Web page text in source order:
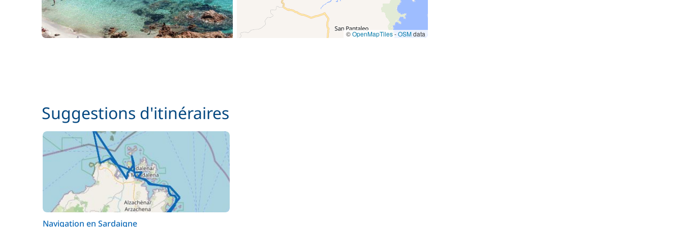
©OpenMapTiles-OSMdata
Suggestions d'itinéraires
Navigation en Sardaigne